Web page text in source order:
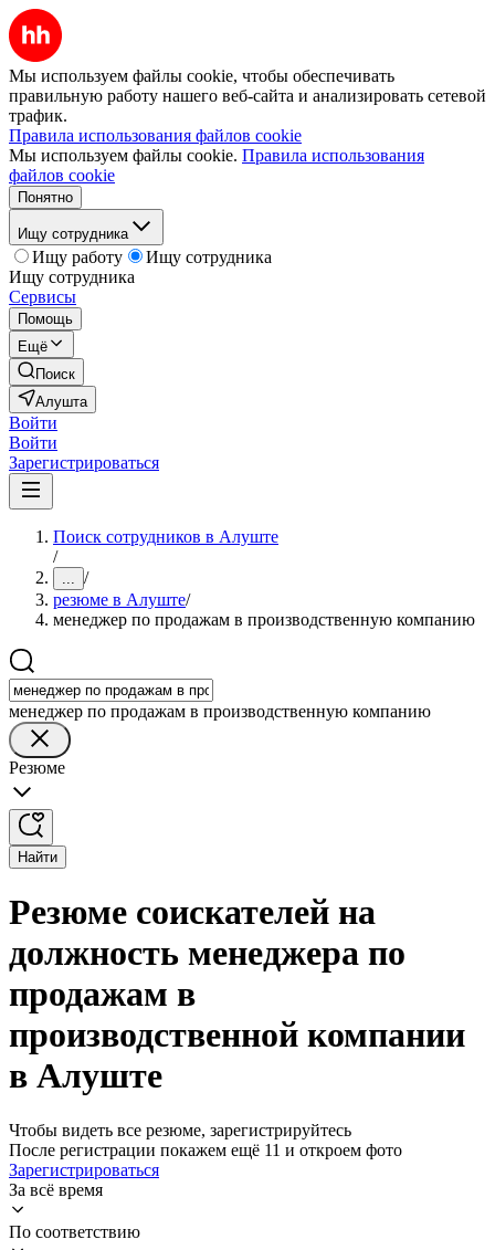
Мы используем файлы cookie, чтобы обеспечивать
правильную работу нашего веб-сайта и анализировать сетевой
трафик.
Правила использования файлов cookie
Мы используем файлы cookie. Правила использования
файлов cookie
Понятно
Ищу сотрудника
Ищу работу
Ищу сотрудника
Ищу сотрудника
Сервисы
Помощь
Ещё
Поиск
Алушта
Войти
Войти
Зарегистрироваться
Поиск сотрудников в Алуште
/
... /
резюме в Алуште/
менеджер по продажам в производственную компанию
менеджер по продажам в производственную компанию
Резюме
Найти
Резюме соискателей на
должность менеджера по
продажам в
производственной компании
в Алуште
Чтобы видеть все резюме, зарегистрируйтесь
После регистрации покажем ещё 11 и откроем фото
Зарегистрироваться
За всё время
По соответствию